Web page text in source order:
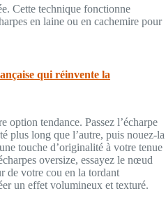
Cette technique fonctionne
en laine ou en cachemire pour
qui réinvente la
option tendance. Passez l’écharpe
plus long que l’autre, puis nouez-la
touche d’originalité à votre tenue
oversize, essayez le nœud
de votre cou en la tordant
un effet volumineux et texturé.